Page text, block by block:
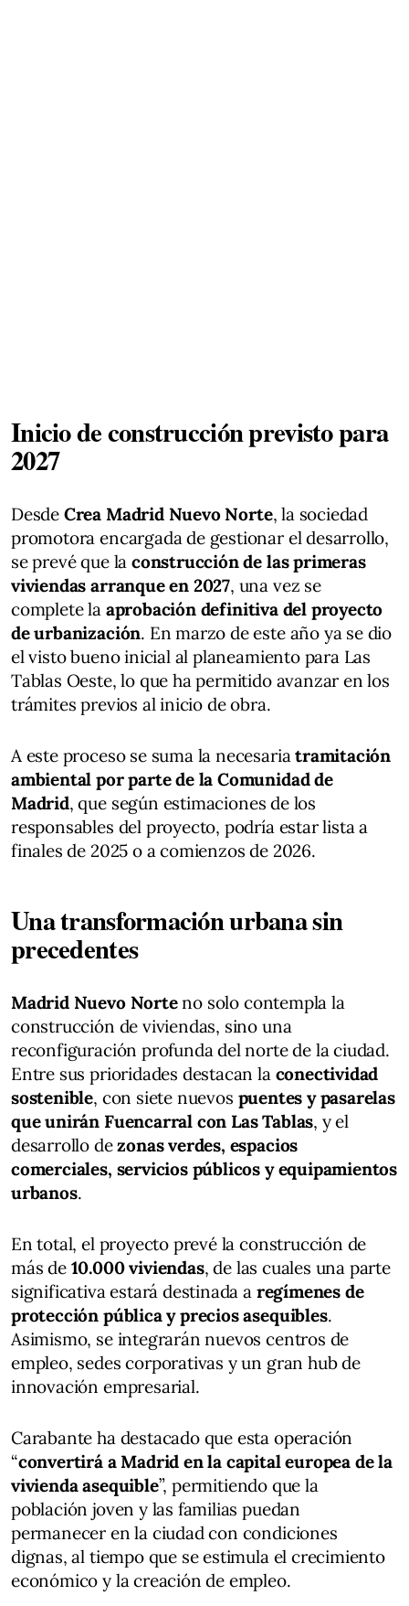
Inicio de construcción previsto para
2027
Desde Crea Madrid Nuevo Norte, la sociedad
promotora encargada de gestionar el desarrollo,
se prevé que la construcción de las primeras
viviendas arranque en 2027, una vez se
complete la aprobación definitiva del proyecto
de urbanización. En marzo de este año ya se dio
el visto bueno inicial al planeamiento para Las
Tablas Oeste, lo que ha permitido avanzar en los
trámites previos al inicio de obra.
A este proceso se suma la necesariatramitación
ambiental por parte de la Comunidad de
Madrid, que según estimaciones de los
responsables del proyecto, podría estar lista a
finales de 2025 o a comienzos de 2026.
Una transformación urbana sin
precedentes
Madrid Nuevo Norteno solo contempla la
construcción de viviendas, sino una
reconfiguración profunda del norte de la ciudad.
Entre sus prioridades destacan la conectividad
sostenible, con siete nuevos puentes y pasarelas
que unirán Fuencarral con Las Tablas, y el
desarrollo dezonas verdes, espacios
comerciales, servicios públicos y equipamientos
urbanos.
En total, el proyecto prevé la construcción de
más de 10.000 viviendas, de las cuales una parte
significativa estará destinada a regímenes de
protección pública y precios asequibles.
Asimismo, se integrarán nuevos centros de
empleo, sedes corporativas y un gran hub de
innovación empresarial.
Carabante ha destacado que esta operación
“convertirá a Madrid en la capital europea de la
vivienda asequible”, permitiendo que la
población joven y las familias puedan
permanecer en la ciudad con condiciones
dignas, al tiempo que se estimula el crecimiento
económico y la creación de empleo.